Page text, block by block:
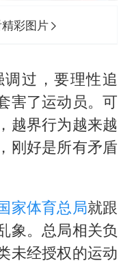
彩图片
过，要理性追
害了运动员。可
越界行为越来越
刚好是所有矛盾
家体育总局就跟
象。总局相关负
未经授权的运动